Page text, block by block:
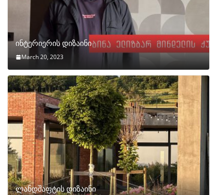
ინტერიერის დიზაინი
March 20, 2023
ლანდშაფტის დიზაინი